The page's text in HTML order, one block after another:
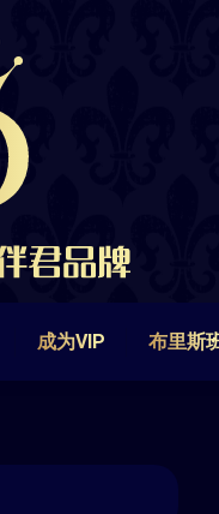
成为VIP 布里斯